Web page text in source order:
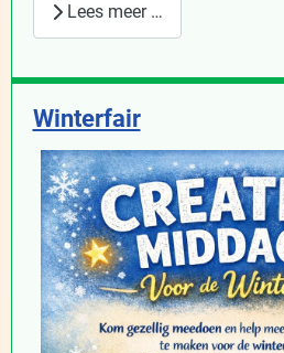
Lees meer …
Winterfair